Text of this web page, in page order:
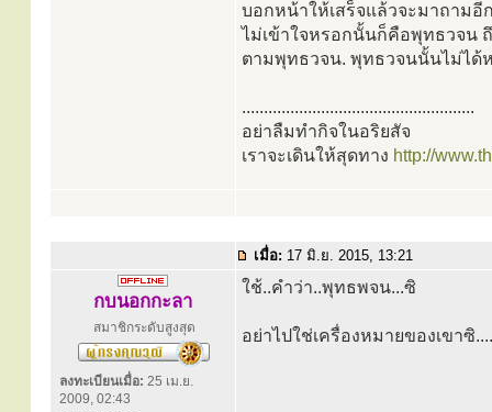
บอกหน้าให้เสร็จแล้วจะมาถาม
ไม่เข้าใจหรอกนั้นก็คือพุทธวจน
ตามพุทธวจน. พุทธวจนนั้นไม่ได้
.....................................................
อย่าลืมทำกิจในอริยสัจ
เราจะเดินให้สุดทาง http://
เมื่อ: 17 มิ.ย. 2015, 13:21
กบนอกกะลา
สมาชิกระดับสูงสุด
ลงทะเบียนเมื่อ: 25 เม.ย.
2009, 02:43
ใช้..คำว่า..พุทธพจน...ซิ
อย่าไปใช่เครื่องหมายของเขาซิ